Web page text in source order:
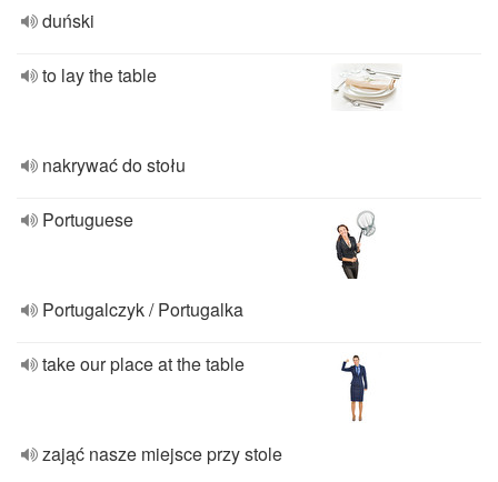
duński
to lay the table
nakrywać do stołu
Portuguese
Portugalczyk / Portugalka
take our place at the table
zająć nasze miejsce przy stole